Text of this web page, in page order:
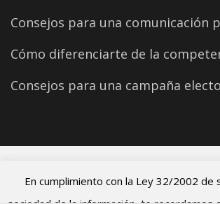
Consejos para una comunicación
Cómo diferenciarte de la
Consejos para una campaña
©2026 Carles Aparicio
En cumplimiento con la Ley 32/2002 de